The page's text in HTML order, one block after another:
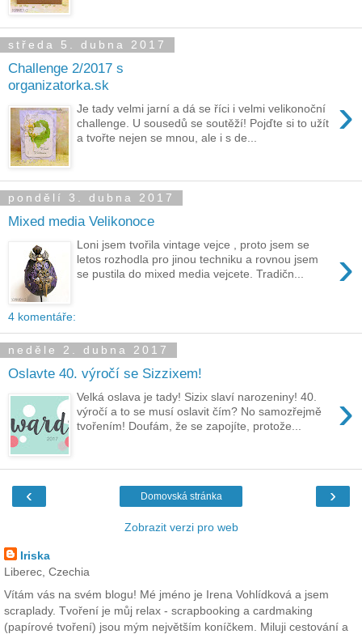
středa 5. dubna 2017
Challenge 2/2017 s
organizatorka.sk
›
Je tady velmi jarní a dá se říci i velmi velikonoční
challenge. U sousedů se soutěží! Pojďte si to užít
a tvořte nejen se mnou, ale i s de...
pondělí 3. dubna 2017
Mixed media Velikonoce
›
Loni jsem tvořila vintage vejce , proto jsem se
letos rozhodla pro jinou techniku a rovnou jsem
se pustila do mixed media vejcete. Tradičn...
4 komentáře:
neděle 2. dubna 2017
Oslavte 40. výročí se Sizzixem!
›
Velká oslava je tady! Sizix slaví narozeniny! 40.
výročí a to se musí oslavit čím? No samozřejmě
tvořením! Doufám, že se zapojíte, protože...
‹ ›
Domovská stránka
Zobrazit verzi pro web
Iriska
Liberec, Czechia
Vítám vás na svém blogu! Mé jméno je Irena Vohlídková a jsem
scraplady. Tvoření je můj relax - scrapbooking a cardmaking
(papírové tvoření) jsou mým největším koníčkem. Miluji cestování a